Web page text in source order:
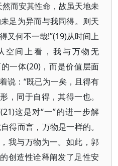
而安其性命，故虽天地未
足为异而与我同得。则天
又何不一哉!”(19)从时间上
空间上看，我与万物无
一体(20)，而是价值层面
说：“既已为一矣，且得有
，同于自得，其得一也。
这是对“一”的进一步解
得而言，万物是一样的。
我与万物为一。如此，郭
创造性诠释阐发了足性安